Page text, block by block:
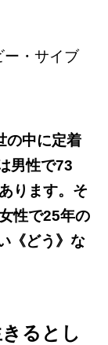
・サイブ
の中に定着
男性で73
ります。そ
性で25年の
《どう》な
るとし